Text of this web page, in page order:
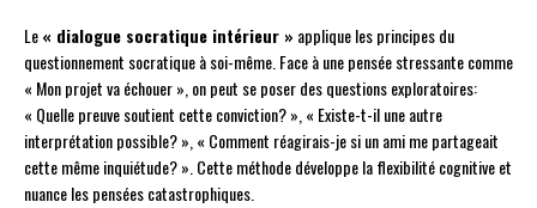
Le« dialogue socratique intérieur » applique les principes du
questionnement socratique à soi-même. Face à une pensée stressante comme
« Mon projet va échouer », on peut se poser des questions exploratoires:
« Quelle preuve soutient cette conviction? », « Existe-t-il une autre
interprétation possible? », « Comment réagirais-je si un ami me partageait
cette même inquiétude? ». Cette méthode développe la flexibilité cognitive et
nuance les pensées catastrophiques.